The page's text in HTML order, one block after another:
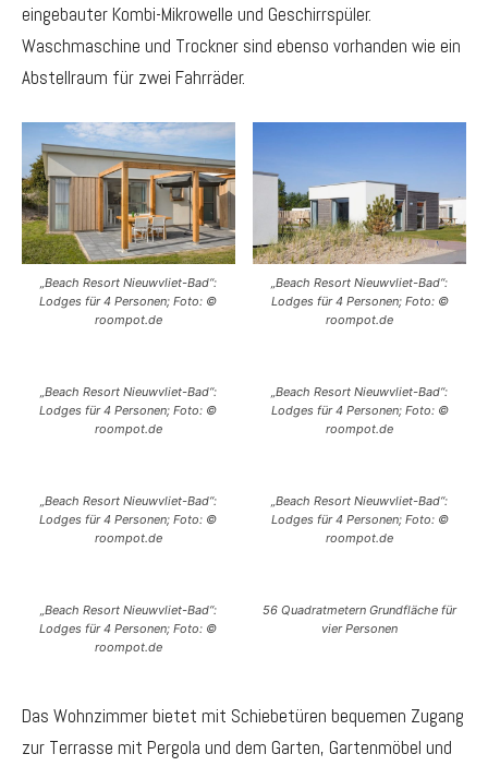
eingebauter Kombi-Mikrowelle und Geschirrspüler.
Waschmaschine und Trockner sind ebenso vorhanden wie ein
Abstellraum für zwei Fahrräder.
„Beach Resort Nieuwvliet-Bad“:
Lodges für 4 Personen; Foto: ©
roompot.de
„Beach Resort Nieuwvliet-Bad“:
Lodges für 4 Personen; Foto: ©
roompot.de
„Beach Resort Nieuwvliet-Bad“:
Lodges für 4 Personen; Foto: ©
roompot.de
„Beach Resort Nieuwvliet-Bad“:
Lodges für 4 Personen; Foto: ©
roompot.de
„Beach Resort Nieuwvliet-Bad“:
Lodges für 4 Personen; Foto: ©
roompot.de
„Beach Resort Nieuwvliet-Bad“:
Lodges für 4 Personen; Foto: ©
roompot.de
„Beach Resort Nieuwvliet-Bad“:
Lodges für 4 Personen; Foto: ©
roompot.de
56 Quadratmetern Grundfläche für
vier Personen
Das Wohnzimmer bietet mit Schiebetüren bequemen Zugang
zur Terrasse mit Pergola und dem Garten, Gartenmöbel und